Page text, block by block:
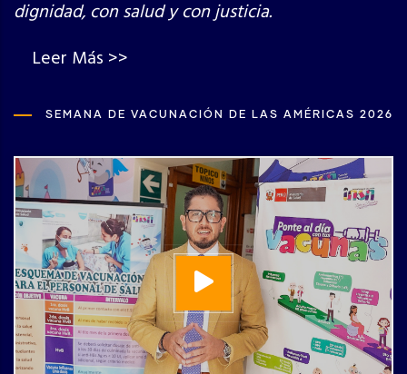
dignidad, con salud y con justicia.
Leer Más >>
SEMANA DE VACUNACIÓN DE LAS AMÉRICAS 2026